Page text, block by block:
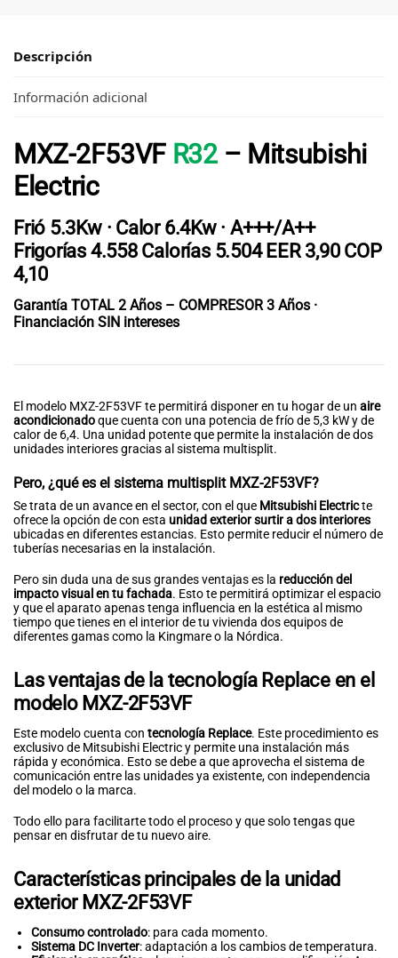
Descripción
Información adicional
MXZ-2F53VF R32– Mitsubishi
Electric
Frió 5.3Kw · Calor 6.4Kw · A+++/A++
Frigorías4.558Calorías 5.504EER 3,90COP
4,10
Garantía TOTAL 2 Años – COMPRESOR 3 Años ·
Financiación SIN intereses
El modelo MXZ-2F53VF te permitirá disponer en tu hogar de un aire
acondicionadoque cuenta con una potencia de frío de 5,3 kW y de
calor de 6,4. Una unidad potente que permite la instalación de dos
unidades interiores gracias al sistema multisplit.
Pero, ¿qué es el sistema multisplit MXZ-2F53VF?
Se trata de un avance en el sector, con el que Mitsubishi Electricte
ofrece la opción de con esta unidad exterior surtir a dos interiores
ubicadas en diferentes estancias. Esto permite reducir el número de
tuberías necesarias en la instalación.
Pero sin duda una de sus grandes ventajas es la reducción del
impacto visual en tu fachada. Esto te permitirá optimizar el espacio
y que el aparato apenas tenga influencia en la estética al mismo
tiempo que tienes en el interior de tu vivienda dos equipos de
diferentes gamas como la Kingmare o la Nórdica.
Las ventajas de la tecnología Replace en el
modelo MXZ-2F53VF
Este modelo cuenta con tecnología Replace. Este procedimiento es
exclusivo de Mitsubishi Electric y permite una instalación más
rápida y económica. Esto se debe a que aprovecha el sistema de
comunicación entre las unidades ya existente, con independencia
del modelo o la marca.
Todo ello para facilitarte todo el proceso y que solo tengas que
pensar en disfrutar de tu nuevo aire.
Características principales de la unidad
exterior MXZ-2F53VF
Consumo controlado: para cada momento.
Sistema DC Inverter: adaptación a los cambios de temperatura.